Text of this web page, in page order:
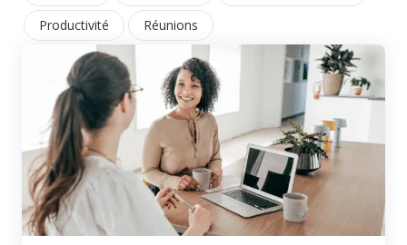
Productivité
Réunions